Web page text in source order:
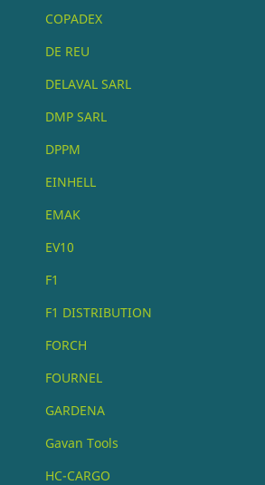
COPADEX
DE REU
DELAVAL SARL
DMP SARL
DPPM
EINHELL
EMAK
EV10
F1
F1 DISTRIBUTION
FORCH
FOURNEL
GARDENA
Gavan Tools
HC-CARGO